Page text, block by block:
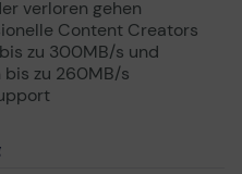
verloren gehen
Content Creators
zu 300MB/s und
bis zu 260MB/s